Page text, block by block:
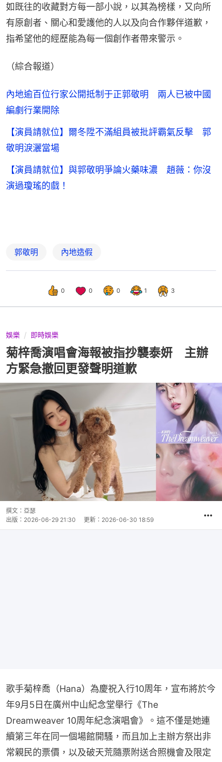
如既往的收藏對方每一部小說，以其為榜樣，又向所
有原創者、關心和愛護他的人以及向合作夥伴道歉，
指希望他的經歷能為每一個創作者帶來警示。
（綜合報道）
內地逾百位行家公開抵制于正郭敬明 兩人已被中國
編劇行業開除
【演員請就位】爾冬陞不滿組員被批評霸氣反擊 郭
敬明淚灑當場
【演員請就位】與郭敬明爭論火藥味濃 趙薇：你沒
演過瓊瑤的戲！
郭敬明 內地造假
0 0 0 1 3
娛樂 即時娛樂
菊梓喬演唱會海報被指抄襲泰妍 主辦
方緊急撤回更發聲明道歉
撰文： 亞瑟
出版： 2026-06-29 21:30 更新： 2026-06-30 18:59
歌手菊梓喬（Hana）為慶祝入行10周年，宣布將於今
年9月5日在廣州中山紀念堂舉行《The
Dreamweaver 10周年紀念演唱會》。這不僅是她連
續第三年在同一個場館開騷，而且加上主辦方祭出非
常親民的票價，以及破天荒隨票附送合照機會及限定